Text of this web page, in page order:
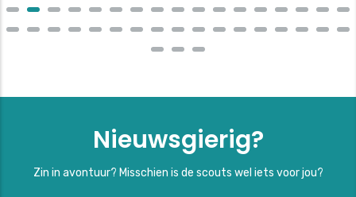
Nieuwsgierig?
Zin in avontuur? Misschien is de scouts wel iets voor jou?